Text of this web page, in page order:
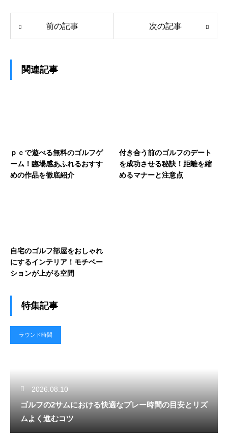
前の記事 次の記事
関連記事
ｐｃで遊べる無料のゴルフゲ
ーム！臨場感あふれるおすす
めの作品を徹底紹介
付き合う前のゴルフのデート
を成功させる秘訣！距離を縮
めるマナーと注意点
自宅のゴルフ部屋をおしゃれ
にするインテリア！モチベー
ションが上がる空間
特集記事
ラウンド時間
2026.08.10
ゴルフの2サムにおける快適なプレー時間の目安とリズ
ムよく進むコツ